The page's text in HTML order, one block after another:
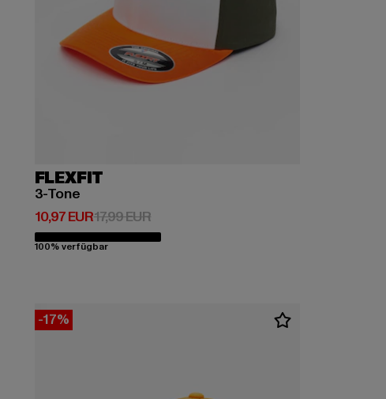
FLEXFIT
3-Tone
10,97 EUR
Derzeitiger Preis: 10,97 EUR
17,99 EURAktionspreis: 17,99 EUR
100% verfügbar
-17%